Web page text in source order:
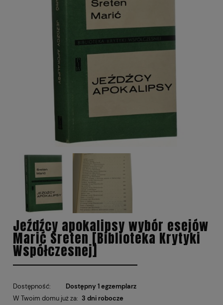
Jeźdźcy apokalipsy wybór esejów
Marić Sreten [Biblioteka Krytyki
Współczesnej]
Dostępność:
Dostępny 1 egzemplarz
W Twoim domu już za: 3 dni robocze